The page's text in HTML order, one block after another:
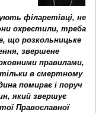
філаретівці, не
охрестили, треба
що розкольницьке
звершене
правилами,
в смертному
помирає і поруч
який звершує
Православної